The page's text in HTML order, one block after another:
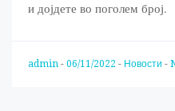
и дојдете во поголем број.
admin - 06/11/2022 - Новости -